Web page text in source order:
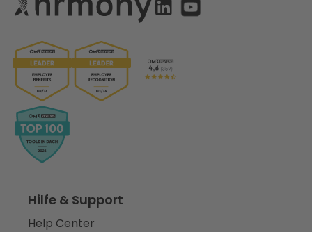
Hilfe & Support
Help Center